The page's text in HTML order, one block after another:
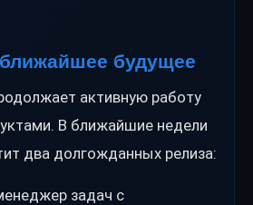
будущее
активную работу
В ближайшие недели
два долгожданных релиза:
задач с